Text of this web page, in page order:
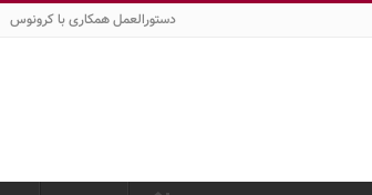
دستورالعمل همکاری با کرونوس